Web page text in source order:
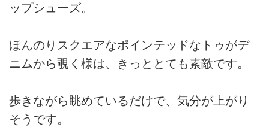
ップシューズ。
ほんのりスクエアなポインテッドなトゥがデ
ニムから覗く様は、きっととても素敵です。
歩きながら眺めているだけで、気分が上がり
そうです。